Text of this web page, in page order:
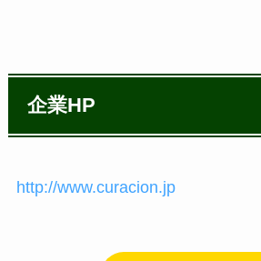
企業HP
http://www.curacion.jp